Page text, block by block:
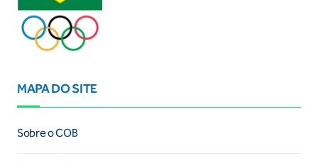
MAPA DO SITE
Sobre o COB